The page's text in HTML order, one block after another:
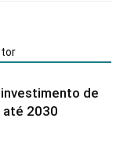
de
até 2030